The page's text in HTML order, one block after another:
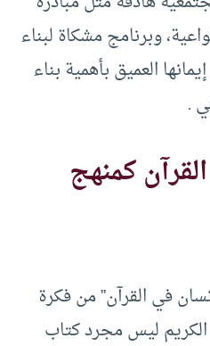
وبرنامج مشكاة لبناء
العميق بأهمية بناء
.
كمنهج
في القرآن” من فكرة
الكريم ليس مجرد كتاب